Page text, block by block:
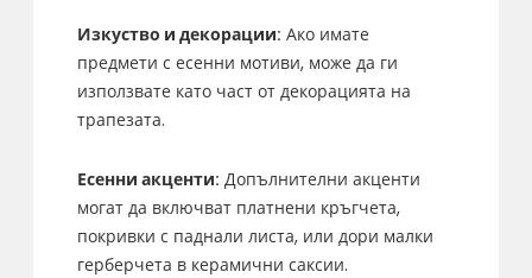
Изкуство и декорации: Ако имате
предмети с есенни мотиви, може да ги
използвате като част от декорацията на
трапезата.
Есенни акценти: Допълнителни акценти
могат да включват платнени кръгчета,
покривки с паднали листа, или дори малки
герберчета в керамични саксии.